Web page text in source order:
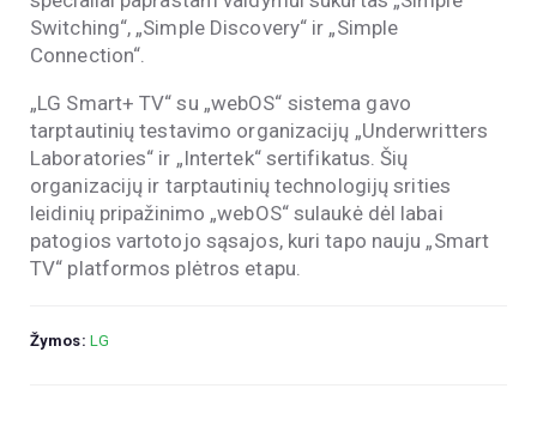
Switching“, „Simple Discovery“ ir „Simple
Connection“.
„LG Smart+ TV“ su „webOS“ sistema gavo
tarptautinių testavimo organizacijų „Underwritters
Laboratories“ ir „Intertek“ sertifikatus. Šių
organizacijų ir tarptautinių technologijų srities
leidinių pripažinimo „webOS“ sulaukė dėl labai
patogios vartotojo sąsajos, kuri tapo nauju „Smart
TV“ platformos plėtros etapu.
Žymos: LG